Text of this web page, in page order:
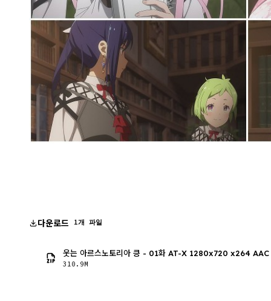
다운로드 1개 파일
웃는 아르스노토리아 킁 - 01화 AT-X 1280x720 x264 AAC
310.9M